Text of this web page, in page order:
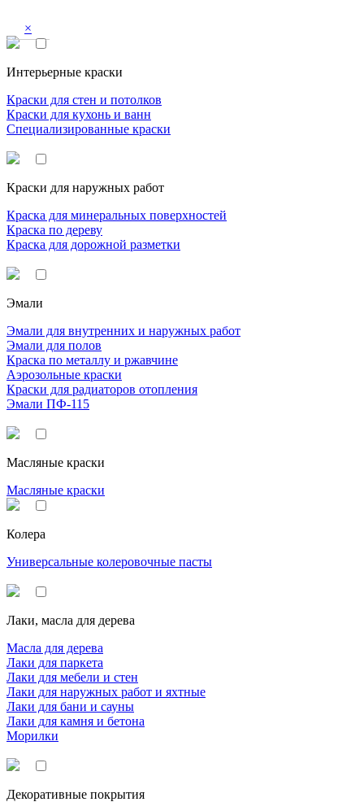
×
Интерьерные краски
Краски для стен и потолков
Краски для кухонь и ванн
Специализированные краски
Краски для наружных работ
Краска для минеральных поверхностей
Краска по дереву
Краска для дорожной разметки
Эмали
Эмали для внутренних и наружных работ
Эмали для полов
Краска по металлу и ржавчине
Аэрозольные краски
Краски для радиаторов отопления
Эмали ПФ-115
Масляные краски
Масляные краски
Колера
Универсальные колеровочные пасты
Лаки, масла для дерева
Масла для дерева
Лаки для паркета
Лаки для мебели и стен
Лаки для наружных работ и яхтные
Лаки для бани и сауны
Лаки для камня и бетона
Морилки
Декоративные покрытия